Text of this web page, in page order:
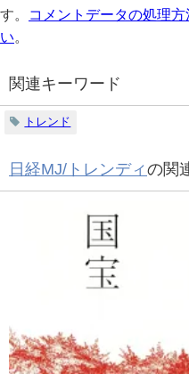
す。
コメントデータの処理
い
関連キーワード
トレンド
日経MJ/トレンディ の関